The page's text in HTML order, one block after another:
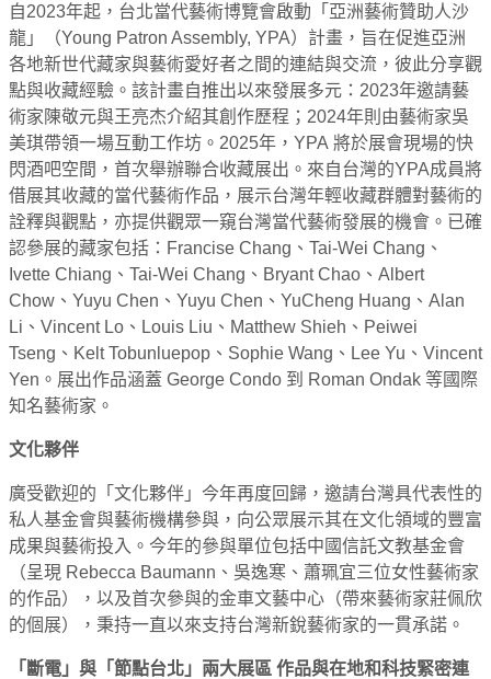
自2023年起，台北當代藝術博覽會啟動「亞洲藝術贊助人沙
龍」（Young Patron Assembly, YPA）計畫，旨在促進亞洲
各地新世代藏家與藝術愛好者之間的連結與交流，彼此分享觀
點與收藏經驗。該計畫自推出以來發展多元：2023年邀請藝
術家陳敬元與王亮杰介紹其創作歷程；2024年則由藝術家吳
美琪帶領一場互動工作坊。2025年，YPA 將於展會現場的快
閃酒吧空間，首次舉辦聯合收藏展出。來自台灣的YPA成員將
借展其收藏的當代藝術作品，展示台灣年輕收藏群體對藝術的
詮釋與觀點，亦提供觀眾一窺台灣當代藝術發展的機會。已確
認參展的藏家包括：Francise Chang、Tai-Wei Chang、
Ivette Chiang、Tai-Wei Chang、Bryant Chao、Albert
Chow、Yuyu Chen、Yuyu Chen、YuCheng Huang、Alan
Li、Vincent Lo、Louis Liu、Matthew Shieh、Peiwei
Tseng、Kelt Tobunluepop、Sophie Wang、Lee Yu、Vincent
Yen。展出作品涵蓋 George Condo 到 Roman Ondak 等國際
知名藝術家。
文化夥伴
廣受歡迎的「文化夥伴」今年再度回歸，邀請台灣具代表性的
私人基金會與藝術機構參與，向公眾展示其在文化領域的豐富
成果與藝術投入。今年的參與單位包括中國信託文教基金會
（呈現 Rebecca Baumann、吳逸寒、蕭珮宜三位女性藝術家
的作品），以及首次參與的金車文藝中心（帶來藝術家莊佩欣
的個展），秉持一直以來支持台灣新銳藝術家的一貫承諾。
「斷電」與「節點台北」兩大展區 作品與在地和科技緊密連